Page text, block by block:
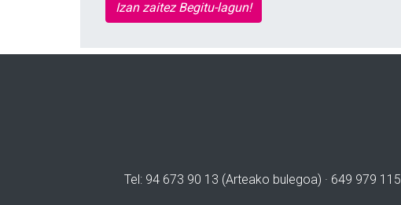
Izan zaitez Begitu-lagun!
Tel: 94 673 90 13 (Arteako bulegoa) · 649 979